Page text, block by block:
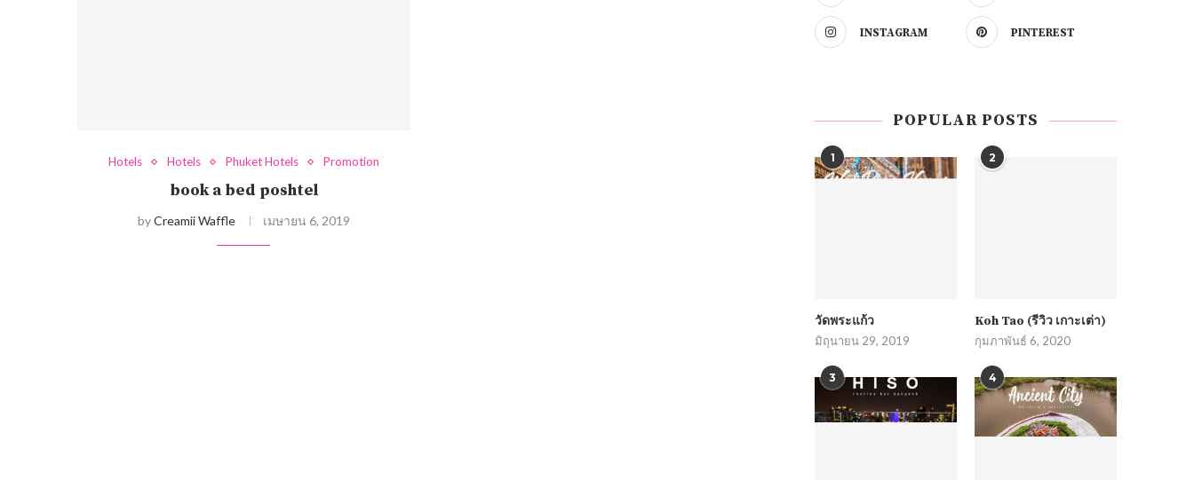
Hotels Hotels Phuket Hotels Promotion
book a bed poshtel
byCreamii Waffle เมษายน 6, 2019
INSTAGRAM PINTEREST
POPULAR POSTS
1
วัดพระแก้ว
มิถุนายน 29, 2019
2
Koh Tao (รีวิว เกาะเต่า)
กุมภาพันธ์ 6, 2020
3 4